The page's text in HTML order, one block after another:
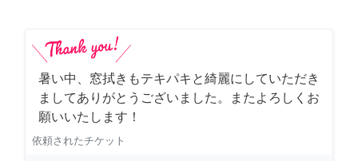
暑い中、窓拭きもテキパキと綺麗にしていただき
ましてありがとうございました。またよろしくお
願いいたします！
依頼されたチケット